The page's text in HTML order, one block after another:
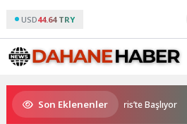
USD44.64 TRY
Son Eklenenler
World Cup Heyecanı Paris’te Başlıyor